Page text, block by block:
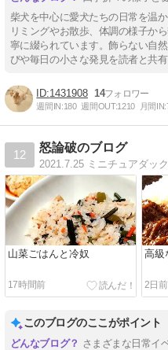
柴犬を中心に愛犬たちの日常を温
リミングやお散歩、体調の様子か
寧に綴られています。飾らない自
びや毎日の小さな発見を読者と共有
1431908 14
週間IN:180 週間OUT:1210 月間IN:
12
怒論破のブログ
山菜ごはんと冷奴
17時間前
高
2日前
このブログのここがポイント
さまざまな日常イ